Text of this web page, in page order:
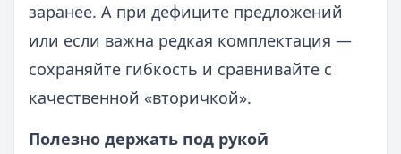
заранее. А при дефиците предложений
или если важна редкая комплектация —
сохраняйте гибкость и сравнивайте с
качественной «вторичкой».
Полезно держать под рукой